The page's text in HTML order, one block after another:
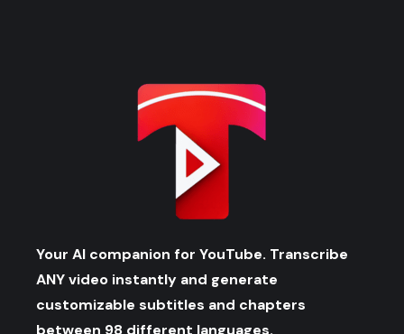
Your AI companion for YouTube. Transcribe
ANY video instantly and generate
customizable subtitles and chapters
between 98 different languages.